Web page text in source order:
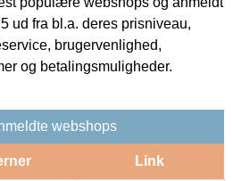
ud fra bl.a. deres prisniveau,
brugervenlighed,
og betalingsmuligheder.
webshops
Link